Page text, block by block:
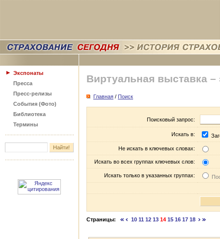
Экспонаты
Пресса
Пресс-релизы
События (Фото)
Библиотека
Термины
Виртуальная выставка –
Главная / Поиск
Поисковый запрос:
Искать в:
Не искать в ключевых словах:
Искать во всех группах ключевых слов:
Искать только в указанных группах:
Страницы: 10 11 12 13 14 15 16 17 18